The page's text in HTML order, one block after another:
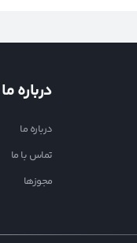
درباره ما
درباره ما
تماس با ما
مجوزها